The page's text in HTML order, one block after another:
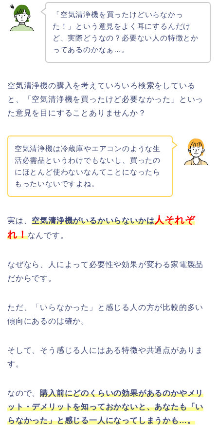
「空気清浄機を買ったけどいらなかっ
た！」という意見をよく耳にするんだけ
ど、実際どうなの？必要ない人の特徴とか
ってあるのかなぁ…。
空気清浄機の購入を考えていろいろ検索をしている
と、「空気清浄機を買ったけど必要なかった」といっ
た意見を目にすることありませんか？
空気清浄機は冷蔵庫やエアコンのような生
活必需品というわけでもないし、買ったの
にほとんど使わないなんてことになったら
もったいないですよね。
実は、空気清浄機がいるかいらないかは人それぞ
れ！なんです。
なぜなら、人によって必要性や効果が変わる家電製品
だからです。
ただ、「いらなかった」と感じる人の方が比較的多い
傾向にあるのは確か。
そして、そう感じる人にはある特徴や共通点がありま
す。
なので、購入前にどのくらいの効果があるのかやメリ
ット・デメリットを知っておかないと、あなたも「い
らなかった」と感じる一人になってしまうかも…。